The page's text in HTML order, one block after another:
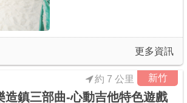
更多資訊
新竹
造鎮三部曲-心動吉他特色遊戲
約 7 公里